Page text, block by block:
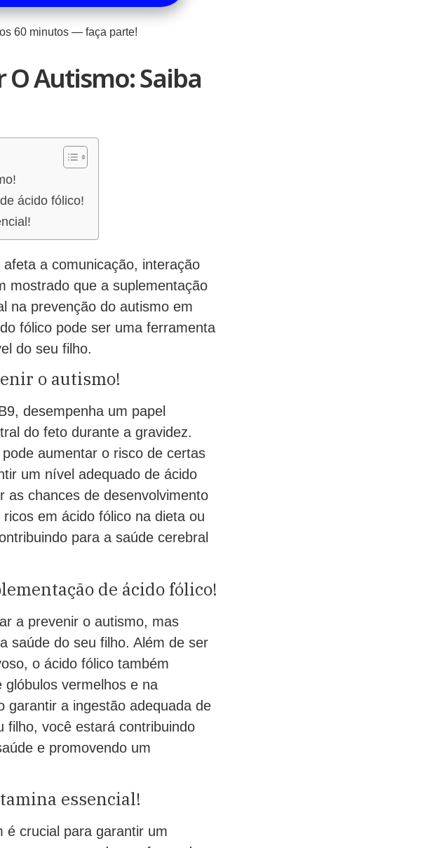
60minutos — faça parte!
O Autismo: Saiba
ácido fólico!
a comunicação, interação
mostrado que a suplementação
na prevenção do autismo em
fólico pode ser uma ferramenta
do seu filho.
o autismo!
desempenha um papel
do feto durante a gravidez.
aumentar o risco de certas
um nível adequado de ácido
as chances de desenvolvimento
em ácido fólico na dieta ou
para a saúde cerebral
de ácido fólico!
a prevenir o autismo, mas
saúde do seu filho. Além de ser
o ácido fólico também
vermelhos e na
garantir a ingestão adequada de
filho, você estará contribuindo
e promovendo um
essencial!
é crucial para garantir um